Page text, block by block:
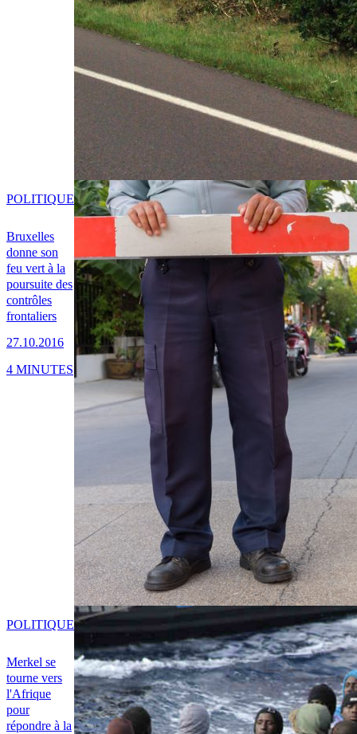
Bruxelles
donne son
feu vert à la
poursuite des
contrôles
frontaliers
27.10.2016
POLITIQUE
4 MINUTES
Merkel se
tourne vers
l'Afrique
pour
répondre à la
POLITIQUE